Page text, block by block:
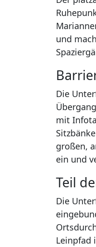
und
Die
mit
großen,
ein und
Teil
Die
Leinpfad